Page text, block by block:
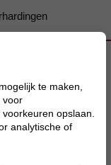
te maken,
voor
opslaan.
analytische of